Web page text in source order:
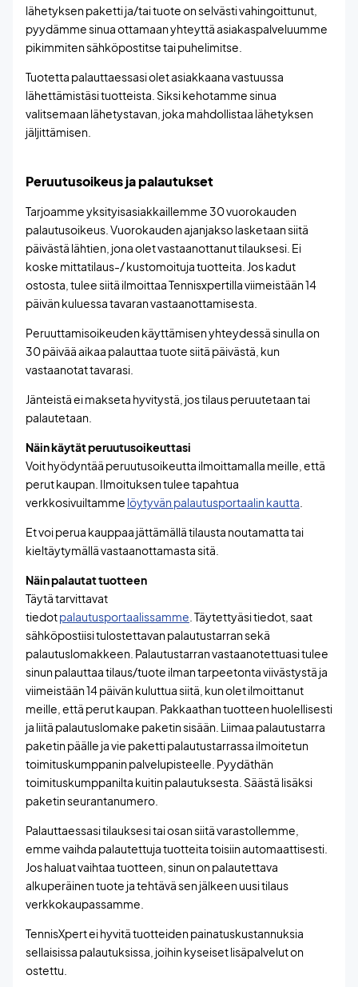
lähetyksen paketti ja/tai tuote on selvästi vahingoittunut,
pyydämme sinua ottamaan yhteyttä asiakaspalveluumme
pikimmiten sähköpostitse tai puhelimitse.
Tuotetta palauttaessasi olet asiakkaana vastuussa
lähettämistäsi tuotteista. Siksi kehotamme sinua
valitsemaan lähetystavan, joka mahdollistaa lähetyksen
jäljittämisen.
Peruutusoikeus ja palautukset
Tarjoamme yksityisasiakkaillemme 30 vuorokauden
palautusoikeus. Vuorokauden ajanjakso lasketaan siitä
päivästä lähtien, jona olet vastaanottanut tilauksesi. Ei
koske mittatilaus-/ kustomoituja tuotteita. Jos kadut
ostosta, tulee siitä ilmoittaa Tennisxpertilla viimeistään 14
päivän kuluessa tavaran vastaanottamisesta.
Peruuttamisoikeuden käyttämisen yhteydessä sinulla on
30 päivää aikaa palauttaa tuote siitä päivästä, kun
vastaanotat tavarasi.
Jänteistä ei makseta hyvitystä, jos tilaus peruutetaan tai
palautetaan.
Näin käytät peruutusoikeuttasi
Voit hyödyntää peruutusoikeutta ilmoittamalla meille, että
perut kaupan. Ilmoituksen tulee tapahtua
verkkosivuiltamme löytyvän palautusportaalin kautta
Et voi perua kauppaa jättämällä tilausta noutamatta tai
kieltäytymällä vastaanottamasta sitä.
Näin palautat tuotteen
Täytä tarvittavat
tiedotpalautusportaalissamme . Täytettyäsi tiedot, saat
sähköpostiisi tulostettavan palautustarran sekä
palautuslomakkeen. Palautustarran vastaanotettuasi tulee
sinun palauttaa tilaus/tuote ilman tarpeetonta viivästystä ja
viimeistään 14 päivän kuluttua siitä, kun olet ilmoittanut
meille, että perut kaupan. Pakkaathan tuotteen huolellisesti
ja liitä palautuslomake paketin sisään. Liimaa palautustarra
paketin päälle ja vie paketti palautustarrassa ilmoitetun
toimituskumppanin palvelupisteelle. Pyydäthän
toimituskumppanilta kuitin palautuksesta. Säästä lisäksi
paketin seurantanumero.
Palauttaessasi tilauksesi tai osan siitä varastollemme,
emme vaihda palautettuja tuotteita toisiin automaattisesti.
Jos haluat vaihtaa tuotteen, sinun on palautettava
alkuperäinen tuote ja tehtävä sen jälkeen uusi tilaus
verkkokaupassamme.
TennisXpert ei hyvitä tuotteiden painatuskustannuksia
sellaisissa palautuksissa, joihin kyseiset lisäpalvelut on
ostettu.